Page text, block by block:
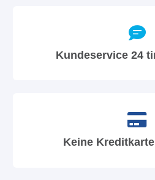
Kundeservice 24
Keine